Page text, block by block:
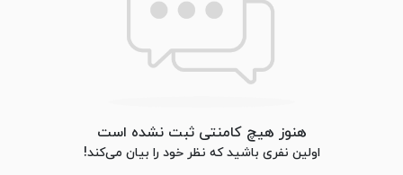
هنوز هیچ کامنتی ثبت نشده است
اولین نفری باشید که نظر خود را بیان می‌کند!